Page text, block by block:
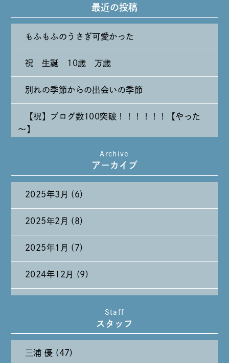
最近の投稿
もふもふのうさぎ可愛かった
祝 生誕 10歳 万歳
別れの季節からの出会いの季節
【祝】ブログ数100突破！！！！！！【やった
～】
たまには純喫茶なんて～～～
Archive
アーカイブ
2025年3月 (6)
2025年2月 (8)
2025年1月 (7)
2024年12月 (9)
2024年9月 (11)
Staff
スタッフ
三浦 優 (47)